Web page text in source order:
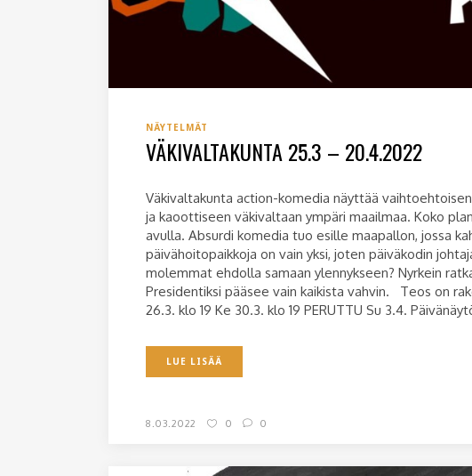
NÄYTELMÄT
VÄKIVALTAKUNTA 25.3 – 20.4.2022
Väkivaltakunta action-komedia näyttää
ja kaoottiseen väkivaltaan ympäri maailmaa. Koko
avulla. Absurdi komedia tuo esille maapallon, jossa
päivähoitopaikkoja on vain yksi, joten päiväkodin
molemmat ehdolla samaan ylennykseen? Nyrkein
Presidentiksi pääsee vain kaikista vahvin. Teos on
26.3. klo 19 Ke 30.3. klo 19 PERUTTU Su 3.4.
LUE LISÄÄ
8.03.2022 0 0